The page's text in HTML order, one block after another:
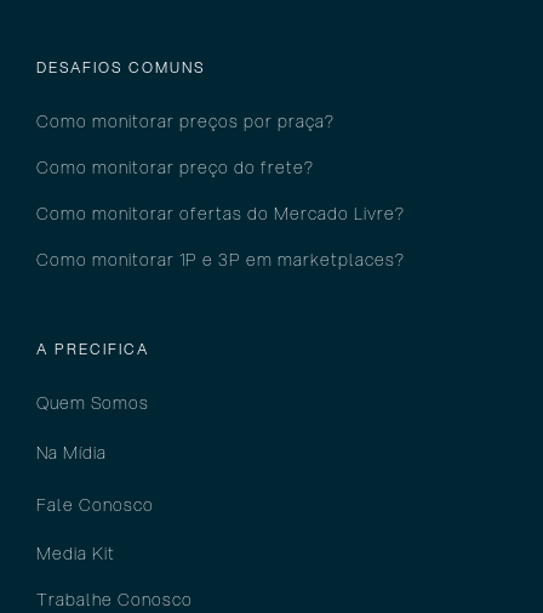
DESAFIOS COMUNS
Como monitorar preços por praça?
Como monitorar preço do frete?
Como monitorar ofertas do Mercado Livre?
Como monitorar 1P e 3P em marketplaces?
A PRECIFICA
Quem Somos
Na Mídia
Fale Conosco
Media Kit
Trabalhe Conosco